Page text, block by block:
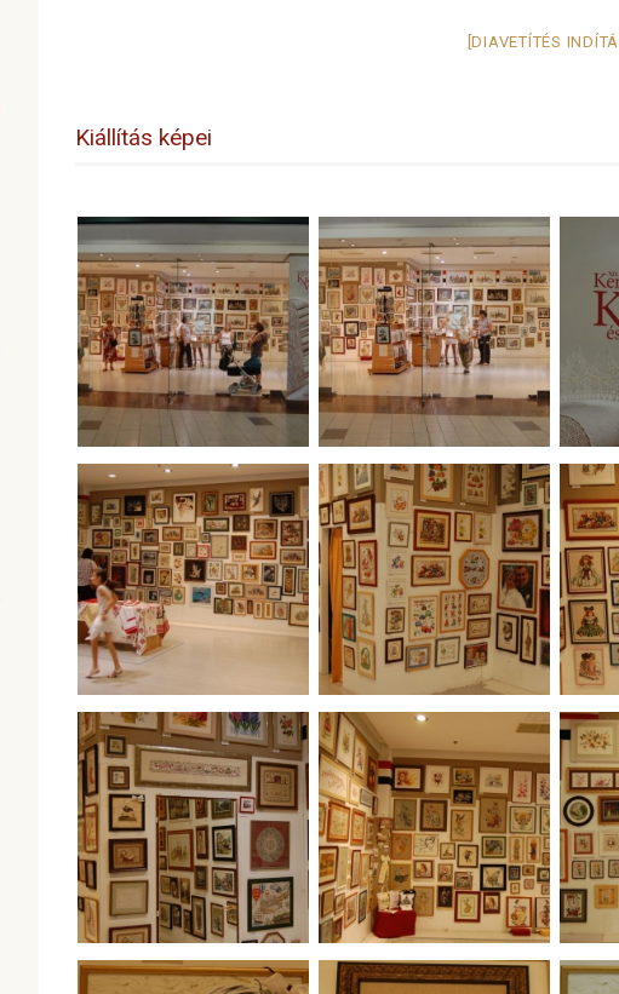
[DIAVETÍTÉS
Kiállítás képei